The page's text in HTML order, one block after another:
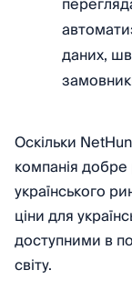
даних,
Оскільки
компанія добре
українського
ціни для
доступними в
світу.